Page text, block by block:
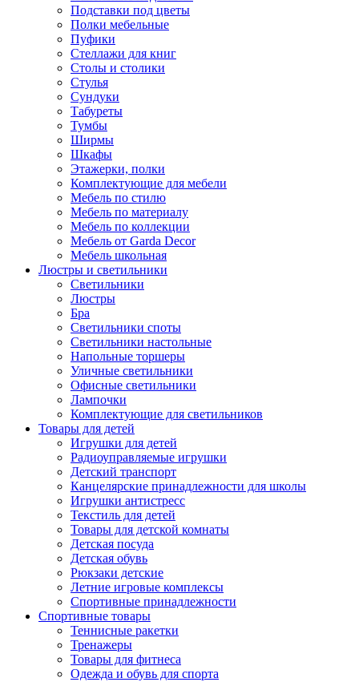
Подставки под цветы
Полки мебельные
Пуфики
Стеллажи для книг
Столы и столики
Стулья
Сундуки
Табуреты
Тумбы
Ширмы
Шкафы
Этажерки, полки
Комплектующие для мебели
Мебель по стилю
Мебель по материалу
Мебель по коллекции
Мебель от Garda Decor
Мебель школьная
Люстры и светильники
Светильники
Люстры
Бра
Светильники споты
Светильники настольные
Напольные торшеры
Уличные светильники
Офисные светильники
Лампочки
Комплектующие для светильников
Товары для детей
Игрушки для детей
Радиоуправляемые игрушки
Детский транспорт
Канцелярские принадлежности для школы
Игрушки антистресс
Текстиль для детей
Товары для детской комнаты
Детская посуда
Детская обувь
Рюкзаки детские
Летние игровые комплексы
Спортивные принадлежности
Спортивные товары
Теннисные ракетки
Тренажеры
Товары для фитнеса
Одежда и обувь для спорта